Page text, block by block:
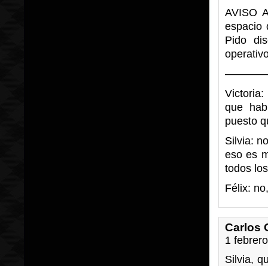
AVISO
espacio
Pido
que
puesto
Silvia:
eso es
todos
Félix:
Carlos
1
Silvia,